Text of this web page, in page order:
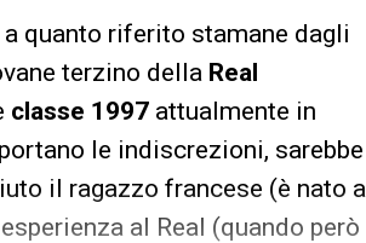
quanto riferito stamane dagli
terzino della Real
classe 1997 attualmente in
le indiscrezioni, sarebbe
il ragazzo francese (è nato a
al Real (quando però